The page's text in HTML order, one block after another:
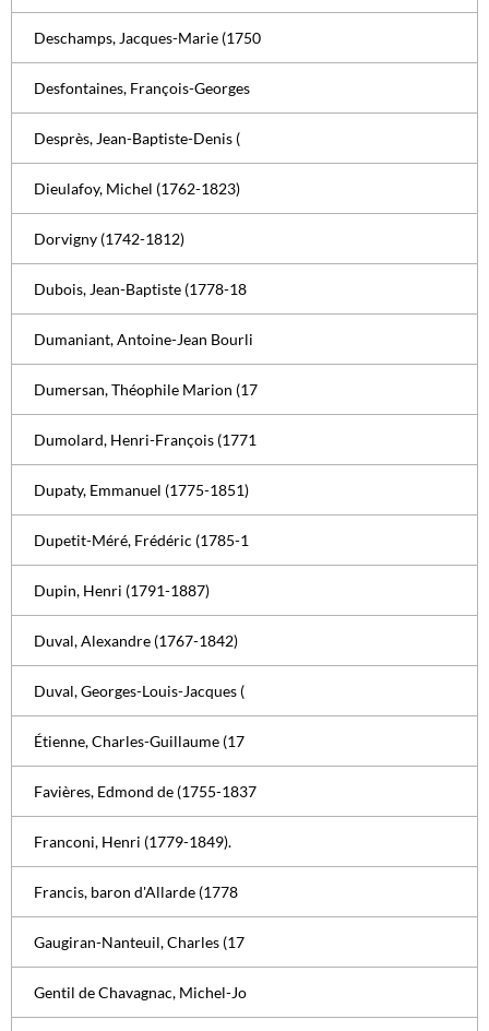
Deschamps, Jacques-Marie (1750
Desfontaines, François-Georges
Desprès, Jean-Baptiste-Denis (
Dieulafoy, Michel (1762-1823)
Dorvigny (1742-1812)
Dubois, Jean-Baptiste (1778-18
Dumaniant, Antoine-Jean Bourli
Dumersan, Théophile Marion (17
Dumolard, Henri-François (1771
Dupaty, Emmanuel (1775-1851)
Dupetit-Méré, Frédéric (1785-1
Dupin, Henri (1791-1887)
Duval, Alexandre (1767-1842)
Duval, Georges-Louis-Jacques (
Étienne, Charles-Guillaume (17
Favières, Edmond de (1755-1837
Franconi, Henri (1779-1849).
Francis, baron d'Allarde (1778
Gaugiran-Nanteuil, Charles (17
Gentil de Chavagnac, Michel-Jo